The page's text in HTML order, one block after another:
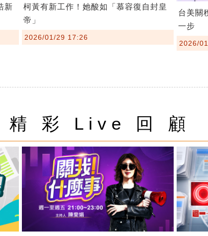
新
柯黃有新工作！她酸如「慕容復自封皇
帝」
2026/01/29 17:26
台美關
一步
2026/
精 彩 Live 回 顧